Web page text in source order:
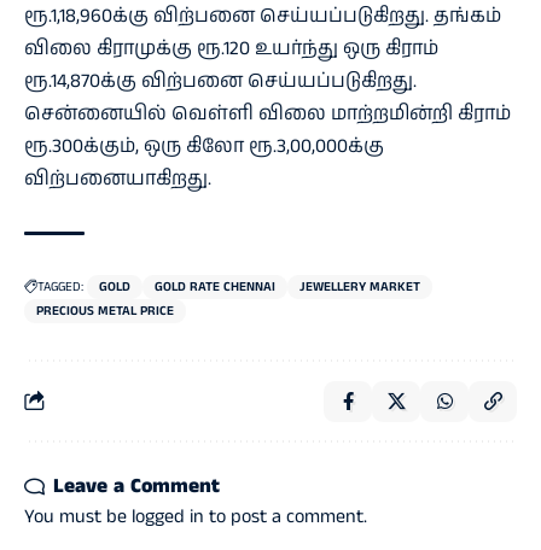
ரூ.1,18,960க்கு விற்பனை செய்யப்படுகிறது. தங்கம்
விலை கிராமுக்கு ரூ.120 உயர்ந்து ஒரு கிராம்
ரூ.14,870க்கு விற்பனை செய்யப்படுகிறது.
சென்னையில் வெள்ளி விலை மாற்றமின்றி கிராம்
ரூ.300க்கும், ஒரு கிலோ ரூ.3,00,000க்கு
விற்பனையாகிறது.
TAGGED: GOLD GOLD RATE CHENNAI
JEWELLERY MARKET
PRECIOUS METAL PRICE
Leave a Comment
You must be logged in to post a comment.